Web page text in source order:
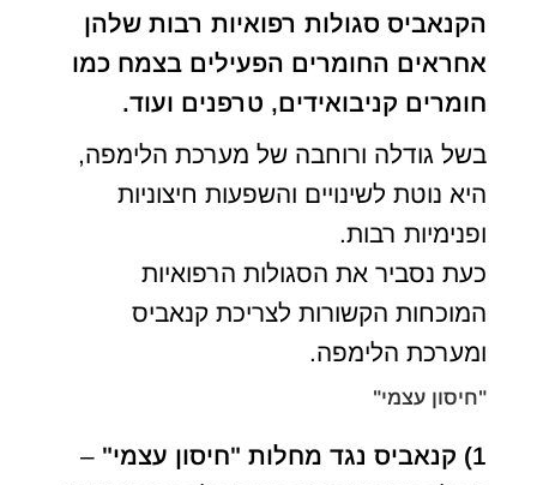
הקנאביס סגולות רפואיות רבות שלהן
אחראים החומרים הפעילים בצמח כמו
חומרים קניבואידים, טרפנים ועוד.
בשל גודלה ורוחבה של מערכת הלימפה,
היא נוטת לשינויים והשפעות חיצוניות
ופנימיות רבות.
כעת נסביר את הסגולות הרפואיות
המוכחות הקשורות לצריכת קנאביס
ומערכת הלימפה.
"חיסון עצמי"
1) קנאביס נגד מחלות "חיסון עצמי" –